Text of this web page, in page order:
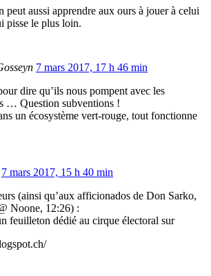
peut aussi apprendre aux ours à jouer à celui
pisse le plus loin.
7 mars 2017, 17 h 46 min
dire qu’ils nous pompent avec les
… Question subventions !
un écosystème vert-rouge, tout fonctionne
7 mars 2017, 15 h 40 min
(ainsi qu’aux afficionados de Don Sarko,
Noone, 12:26) :
feuilleton dédié au cirque électoral sur